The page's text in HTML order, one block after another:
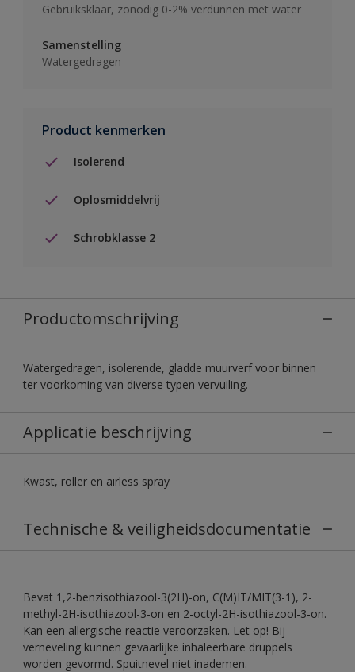
Gebruiksklaar, zonodig 0-2% verdunnen met water
Samenstelling
Watergedragen
Product kenmerken
Isolerend
Oplosmiddelvrij
Schrobklasse 2
Productomschrijving
Watergedragen, isolerende, gladde muurverf voor binnen
ter voorkoming van diverse typen vervuiling.
Applicatie beschrijving
Kwast, roller en airless spray
Technische & veiligheidsdocumentatie
Bevat 1,2-benzisothiazool-3(2H)-on, C(M)IT/MIT(3-1), 2-
methyl-2H-isothiazool-3-on en 2-octyl-2H-isothiazool-3-on.
Kan een allergische reactie veroorzaken. Let op! Bij
verneveling kunnen gevaarlijke inhaleerbare druppels
worden gevormd. Spuitnevel niet inademen.